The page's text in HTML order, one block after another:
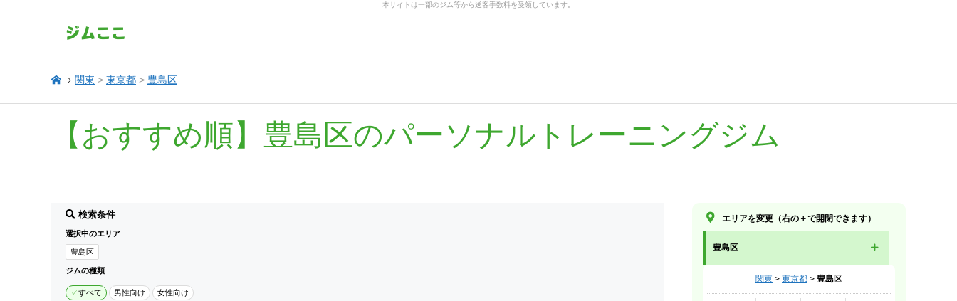
本サイトは一部のジム等から送客手数料を受領しています。
関東 > 東京都 > 豊島区
【おすすめ順】豊島区のパーソナルトレーニングジム
検索条件
選択中のエリア
豊島区
ジムの種類
すべて 男性向け 女性向け
エリアを変更（右の＋で開閉できます）
豊島区
関東 > 東京都 > 豊島区